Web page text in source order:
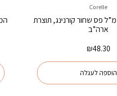
Corelle
קערת אורז 828 מ”ל פס שחור קורנינג, תוצרת
ארה”ב
₪48.30
הוספה לעגלה